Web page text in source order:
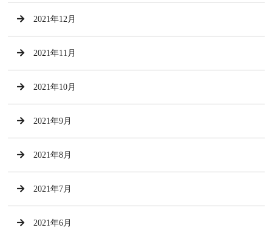
2021年12月
2021年11月
2021年10月
2021年9月
2021年8月
2021年7月
2021年6月